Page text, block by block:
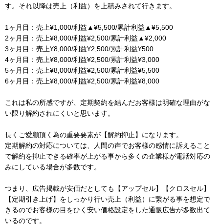
す。それ以降は売上（利益）を上積みされて行きます。
1ヶ月目：売上¥1,000/利益▲¥5,500/累計利益▲¥5,500
2ヶ月目：売上¥8,000/利益¥2,500/累計利益▲¥2,000
3ヶ月目：売上¥8,000/利益¥2,500/累計利益¥500
4ヶ月目：売上¥8,000/利益¥2,500/累計利益¥3,000
5ヶ月目：売上¥8,000/利益¥2,500/累計利益¥5,500
6ヶ月目：売上¥8,000/利益¥2,500/累計利益¥8,000
これは私の所感ですが、定期契約を結んだお客様は明確な理由がな
い限り解約されにくいと思います。
長くご愛顧頂く為の重要要素が【解約抑止】になります。
定期解約の対応については、人間の声でお客様の感情に訴えること
で解約を抑止できる確率が上がる事から多くの企業様が電話対応の
みにしている場合が多数です。
つまり、広告掲載が安価だとしても【アップセル】【クロスセル】
【定期引き上げ】をしっかり行い売上（利益）に繋がる事を想定で
きるのでお客様の目をひく安い価格設定をした通販広告が多数出て
いるのです。